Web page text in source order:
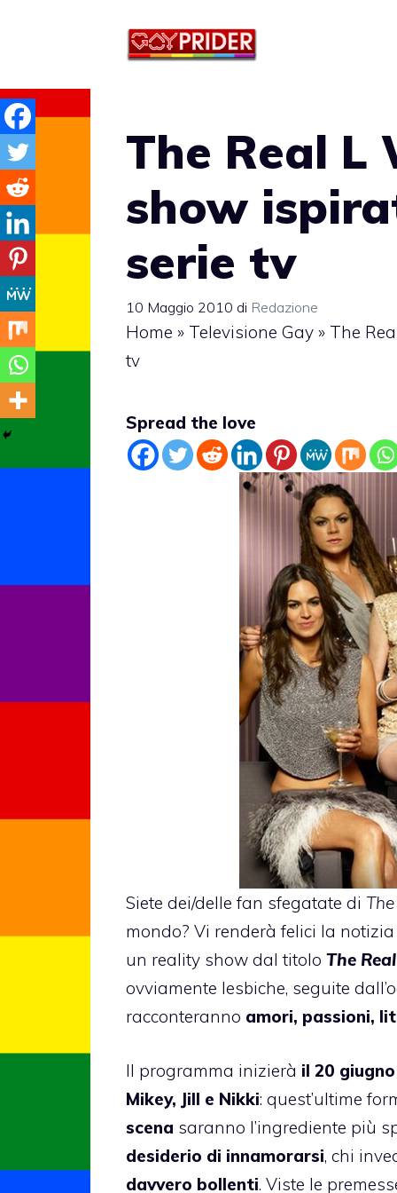
The Real
show
serie tv
10 Maggio 2010 di Redazione
Home » Televisione Gay » The
tv
Spread the love
Siete dei/delle fan sfegatate di
mondo? Vi renderà felici la
un reality show dal titolo The
ovviamente lesbiche, seguite
racconteranno amori, passioni,
Il programma inizierà il 20 giugno
Mikey, Jill e Nikki: quest’ultime
scena saranno l’ingrediente più
desiderio di innamorarsi, chi
davvero bollenti. Viste le